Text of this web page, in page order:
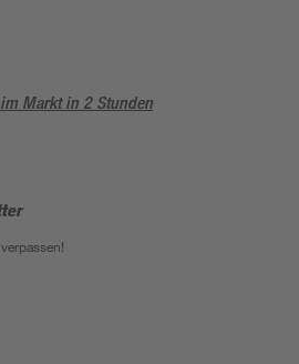
Markt in 2 Stunden